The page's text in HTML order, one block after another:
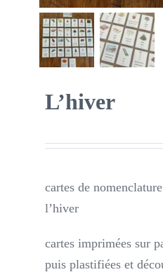
L’hiver
cartes de
l’hiver
cartes imprimées sur
puis plastifiées et